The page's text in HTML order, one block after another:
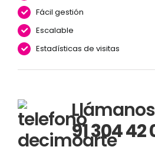
Fácil gestión
Escalable
Estadísticas de visitas
91 304 42